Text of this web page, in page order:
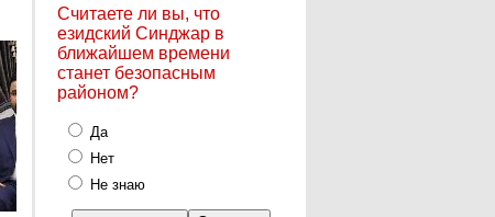
Считаете ли вы, что
езидский Синджар в
ближайшем времени
станет безопасным
районом?
Да
Нет
Не знаю